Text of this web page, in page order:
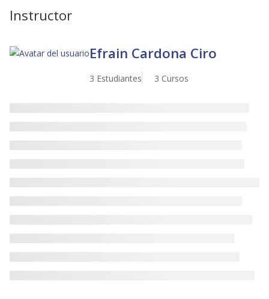
Instructor
Efrain Cardona Ciro
3 Estudiantes 3 Cursos